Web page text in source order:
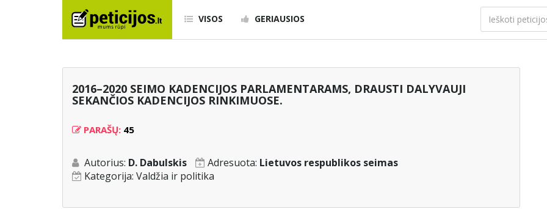
VISOS GERIAUSIOS
2016–2020 SEIMO KADENCIJOS PARLAMENTARAMS, DRAUSTI DALYVAUJI
SEKANČIOS KADENCIJOS RINKIMUOSE.
PARAŠŲ: 45
Autorius: D. Dabulskis Adresuota: Lietuvos respublikos seimas
Kategorija: Valdžia ir politika